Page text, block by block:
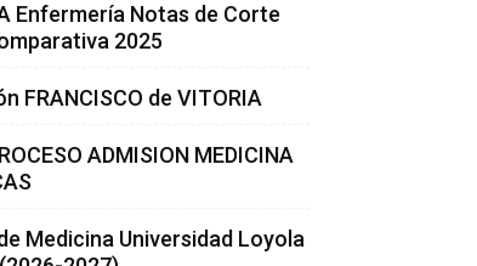
Enfermería Notas de Corte
2025
FRANCISCO de VITORIA
ADMISION MEDICINA
Medicina Universidad Loyola